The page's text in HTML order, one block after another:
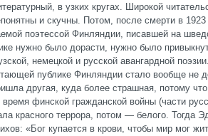
в узких кругах. Широкой
и скучны. Потом, после смерти в
поэтессой Финляндии, писавшей на
нужно было дорасти, нужно было
немецкой и русской авангардной
публике Финляндии стало вообще не
другая, куда более страшная, потому
финской гражданской войны (части
красного террора, потом — белого. Тогда
«Бог купается в крови, чтобы мир мог